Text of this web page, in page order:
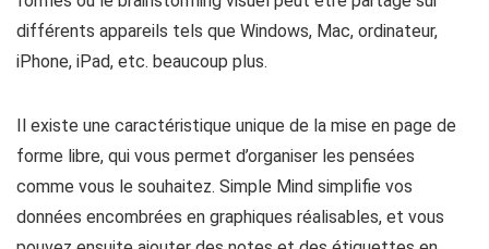
différents appareils tels que Windows, Mac, ordinateur,
iPhone, iPad, etc. beaucoup plus.
Il existe une caractéristique unique de la mise en page de
forme libre, qui vous permet d’organiser les pensées
comme vous le souhaitez. Simple Mind simplifie vos
données encombrées en graphiques réalisables, et vous